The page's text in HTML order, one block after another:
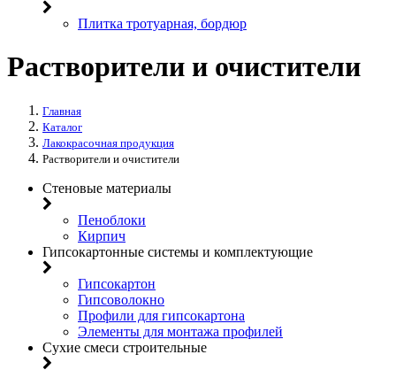
Плитка тротуарная, бордюр
Растворители и очистители
Главная
Каталог
Лакокрасочная продукция
Растворители и очистители
Стеновые материалы
Пеноблоки
Кирпич
Гипсокартонные системы и комплектующие
Гипсокартон
Гипсоволокно
Профили для гипсокартона
Элементы для монтажа профилей
Сухие смеси строительные